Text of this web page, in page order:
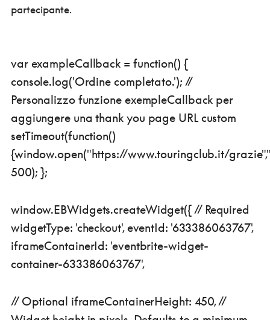
partecipante.
var exampleCallback = function() {
console.log('Ordine completato.'); //
Personalizzo funzione exempleCallback per
aggiungere una thank you page URL custom
setTimeout(function()
{window.open("https://www.touringclub.it/
500); };
window.EBWidgets.createWidget({ // Required
widgetType: 'checkout', eventId: '633386063767',
iframeContainerId: 'eventbrite-widget-
container-633386063767',
// Optional iframeContainerHeight: 450, //